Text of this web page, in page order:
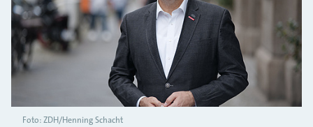
Foto: ZDH/Henning Schacht